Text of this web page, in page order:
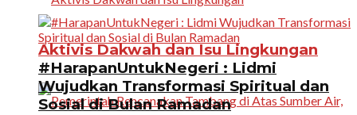
Aktivis Dakwah dan Isu Lingkungan
#HarapanUntukNegeri : Lidmi
Wujudkan Transformasi Spiritual dan
Sosial di Bulan Ramadan